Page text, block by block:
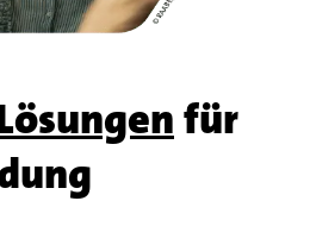
für